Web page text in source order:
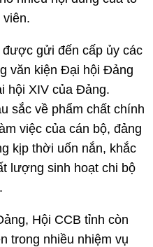
gửi đến cấp ủy các
văn kiện Đại hội Đảng
hội XIV của Đảng.
sắc về phẩm chất chính
việc của cán bộ, đảng
kịp thời uốn nắn, khắc
lượng sinh hoạt chi bộ
Hội CCB tỉnh còn
trong nhiều nhiệm vụ